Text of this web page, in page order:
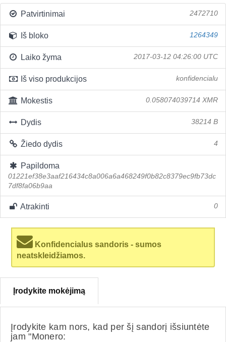
Patvirtinimai 2472710
Iš bloko 1264349
Laiko žyma 2017-03-12 04:26:00 UTC
Iš viso produkcijos konfidencialu
Mokestis 0.058074039714 XMR
Dydis 38214 B
Žiedo dydis 4
Papildoma
01221ef38e3aaf216434c8a006a6a468249f0b82c8379ec9fb73dc
7df8fa06b9aa
Atrakinti 0
Konfidencialus sandoris - sumos
neatskleidžiamos.
Įrodykite mokėjimą
Įrodykite kam nors, kad per šį sandorį išsiuntėte
jam "Monero: